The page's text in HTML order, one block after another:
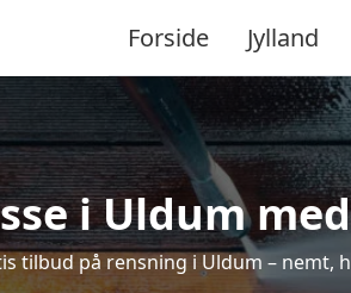
Forside Jylland
i Uldum
tilbud på rensning i Uldum – nemt,